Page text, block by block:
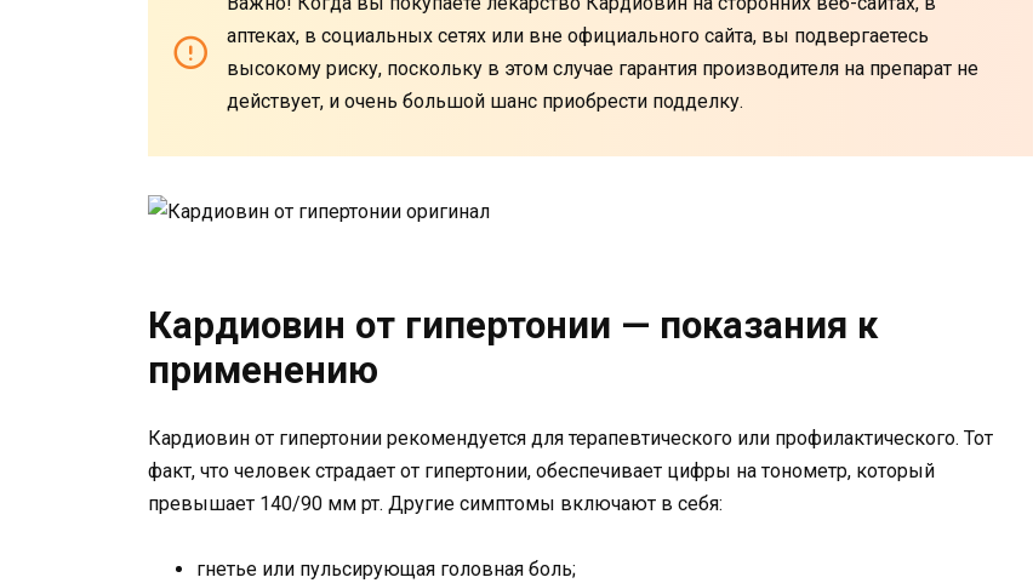
аптеках, в социальных сетях или вне официального сайта, вы подвергаетесь
высокому риску, поскольку в этом случае гарантия производителя на препарат не
действует, и очень большой шанс приобрести подделку.
Кардиовин от гипертонии — показания к
применению
Кардиовин от гипертонии рекомендуется для терапевтического или профилактического. Тот
факт, что человек страдает от гипертонии, обеспечивает цифры на тонометр, который
превышает 140/90 мм рт. Другие симптомы включают в себя:
гнетье или пульсирующая головная боль;